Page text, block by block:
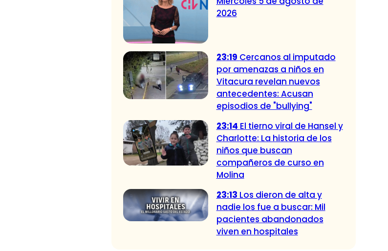
2026
23:19 Cercanos al imputado
por amenazas a niños en
Vitacura revelan nuevos
antecedentes: Acusan
episodios de "bullying"
23:14 El tierno viral de Hansel y
Charlotte: La historia de los
niños que buscan
compañeros de curso en
Molina
23:13 Los dieron de alta y
nadie los fue a buscar: Mil
pacientes abandonados
viven en hospitales